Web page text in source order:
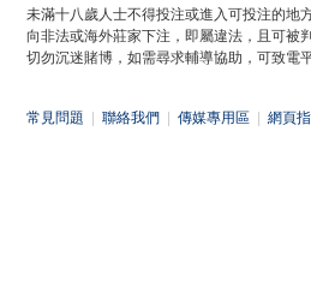
未滿十八歲人士不得投注或進入可投注的地方
向非法或海外莊家下注，即屬違法，且可被判
切勿沉迷賭博，如需尋求輔導協助，可致電
常見問題 聯絡我們 傳媒專用區 網頁